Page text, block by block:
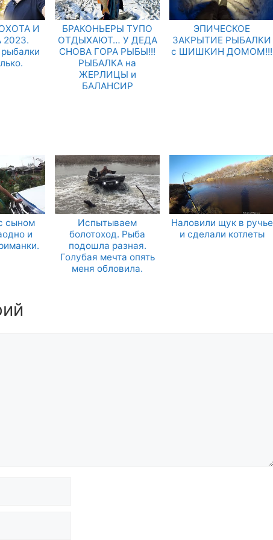
И
БРАКОНЬЕРЫ ТУПО
ОТДЫХАЮТ… У ДЕДА
СНОВА ГОРА РЫБЫ!!!
РЫБАЛКА на
ЖЕРЛИЦЫ и
БАЛАНСИР
ЭПИЧЕСКОЕ
ЗАКРЫТИЕ РЫБАЛКИ
с ШИШКИН ДОМОМ!!!
сыном
и
Испытываем
болотоход. Рыба
подошла разная.
Голубая мечта опять
меня обловила.
Наловили щук в ручье
и сделали котлеты